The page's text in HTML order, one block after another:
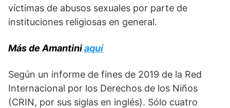
víctimas de abusos sexuales por parte de
instituciones religiosas en general.
Más de Amantiniaquí
Según un informe de fines de 2019 de la Red
Internacional por los Derechos de los Niños
(CRIN, por sus siglas en inglés). Sólo cuatro